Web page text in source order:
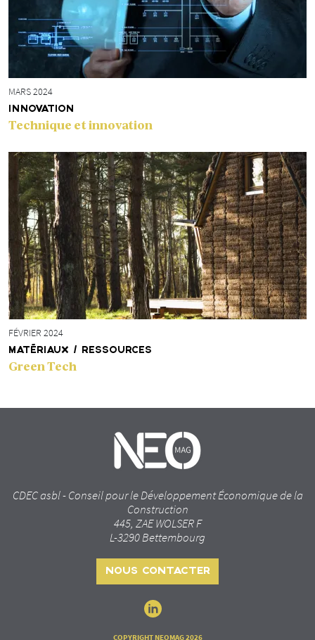
MARS 2024
INNOVATION
Technique et innovation
FÉVRIER 2024
MATÉRIAUX / RESSOURCES
Green Tech
CDEC asbl - Conseil pour le Développement Économique de la
Construction
445, ZAE WOLSER F
L-3290 Bettembourg
NOUS CONTACTER
COPYRIGHT NEOMAG 2026